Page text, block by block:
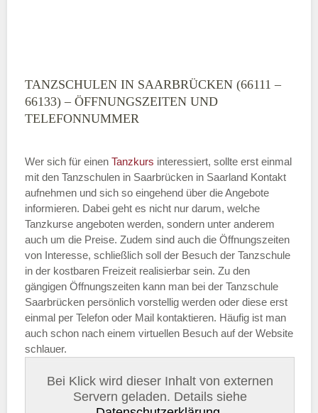
TANZSCHULEN IN SAARBRÜCKEN (66111 –
66133) – ÖFFNUNGSZEITEN UND
TELEFONNUMMER
Wer sich für einen Tanzkurs interessiert, sollte erst einmal
mit den Tanzschulen in Saarbrücken in Saarland Kontakt
aufnehmen und sich so eingehend über die Angebote
informieren. Dabei geht es nicht nur darum, welche
Tanzkurse angeboten werden, sondern unter anderem
auch um die Preise. Zudem sind auch die Öffnungszeiten
von Interesse, schließlich soll der Besuch der Tanzschule
in der kostbaren Freizeit realisierbar sein. Zu den
gängigen Öffnungszeiten kann man bei der Tanzschule
Saarbrücken persönlich vorstellig werden oder diese erst
einmal per Telefon oder Mail kontaktieren. Häufig ist man
auch schon nach einem virtuellen Besuch auf der Website
schlauer.
Bei Klick wird dieser Inhalt von externen
Servern geladen. Details siehe